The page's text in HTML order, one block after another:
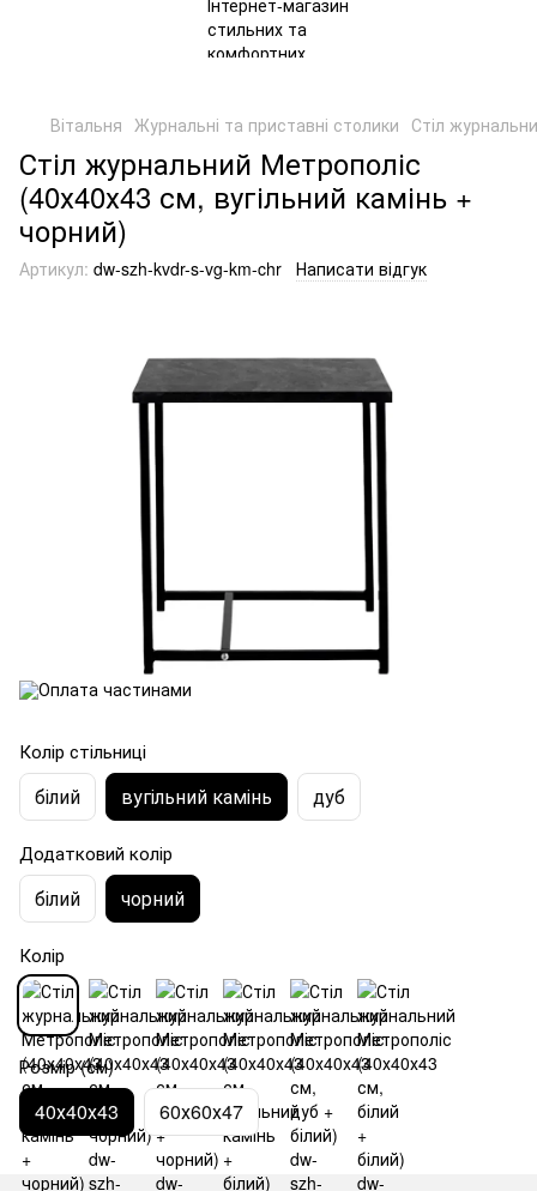
Вітальня Журнальні та приставні столики Стіл
Стіл журнальний Метрополіс
(40х40х43 см, вугільний камінь +
чорний)
Артикул: dw-szh-kvdr-s-vg-km-chr Написати відгук
Колір стільниці
білий вугільний камінь дуб
Додатковий колір
білий чорний
Колір
Розмір (см)
40х40х43 60х60х47